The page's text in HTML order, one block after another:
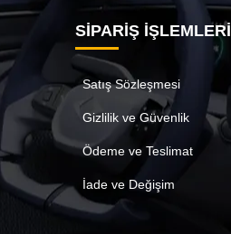
SİPARİŞ İŞLEMLERİ
Satış Sözleşmesi
Gizlilik ve Güvenlik
Ödeme ve Teslimat
İade ve Değişim